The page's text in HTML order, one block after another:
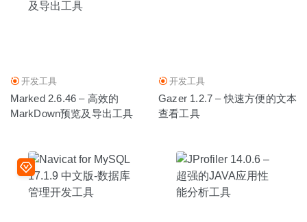
开发工具
Marked 2.6.46 – 高效的
MarkDown预览及导出工具
开发工具
Gazer 1.2.7 – 快速方便的文本
查看工具